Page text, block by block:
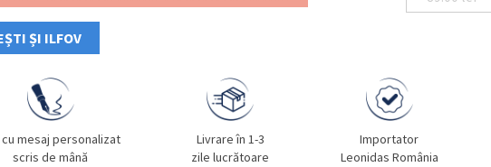
ȘI ILFOV
cu mesaj personalizat
scris de mână
Livrare în 1-3
zile lucrătoare
Importator
Leonidas România